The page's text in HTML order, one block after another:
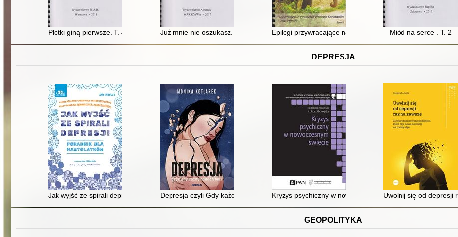
Płotki giną pierwsze. T. 4 Już mnie nie oszukasz. T. 2 Epilogi przywracające nadzieję : wspomnienie o profesorze
Miód na serce . T. 2
DEPRESJA
Jak wyjść ze spirali depresji : poradnik dla nastolatków : proste działania poprawiające nastrój i motywację oraz pomagające
Depresja czyli Gdy każdy oddech boliKryzys psychiczny w nowoczesnym świecieUwolnij się od depresji
GEOPOLITYKA